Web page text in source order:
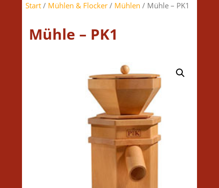
Start/ Mühlen & Flocker/ Mühlen / Mühle – PK1
Mühle – PK1